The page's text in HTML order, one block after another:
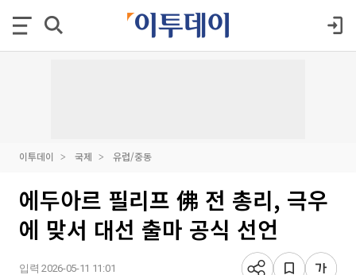
이투데이 국제 유럽/중동
에두아르 필리프 佛 전 총리, 극우
에 맞서 대선 출마 공식 선언
입력 2026-05-11 11:01